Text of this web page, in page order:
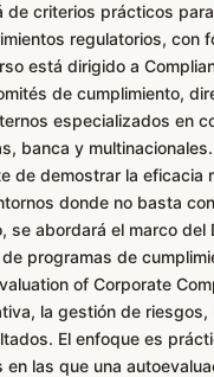
criterios prácticos
regulatorios, con
está dirigido a
de cumplimiento,
especializados en
banca y
de demostrar la eficacia
donde no basta
abordará el marco del
programas de
of Corporate
la gestión de
El enfoque es
las que una